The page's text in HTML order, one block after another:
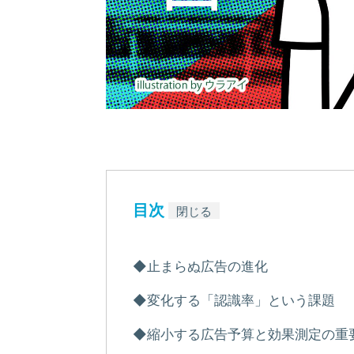
目次 閉じる
◆止まらぬ広告の進化
◆変化する「認識率」という課題
◆縮小する広告予算と効果測定の重